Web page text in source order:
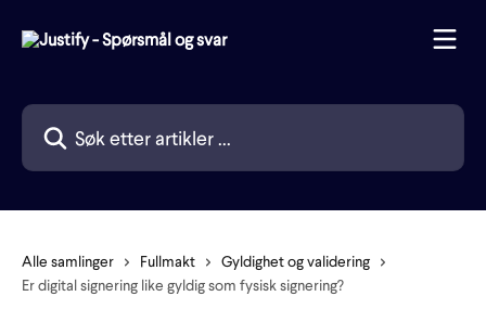
Søk etter artikler ...
Alle samlinger Fullmakt
Gyldighet og validering
Er digital signering like gyldig som fysisk signering?